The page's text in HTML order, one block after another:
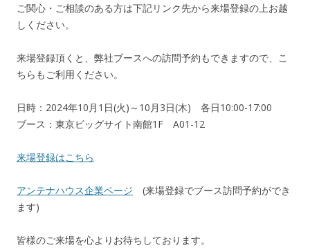
ご関心・ご相談のある方は下記リンク先から来場登録の上お越
しください。
来場登録頂くと、弊社ブースへの訪問予約もできますので、こ
ちらもご利用ください。
日時：2024年10月1日(火)～10月3日(木) 各日10:00-17:00
ブース：東京ビッグサイト南館1F A01-12
来場登録はこちら
アンテナハウス企業ページ (来場登録でブース訪問予約ができ
ます)
皆様のご来場を心よりお待ちしております。